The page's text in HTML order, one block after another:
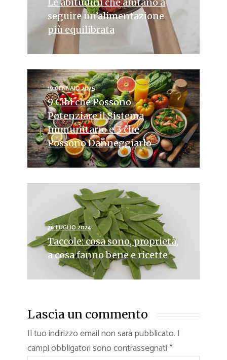
seguire un’alimentazione
più equilibrata
19 GENNAIO 2025
9 Cibi che Possono
Potenziare il Sistema
Immunitario e 3 che
Possono Danneggiarlo
26 LUGLIO 2024
Taccole: cosa sono, proprietà,
a cosa fanno bene e ricette
Lascia un commento
Il tuo indirizzo email non sarà pubblicato. I
campi obbligatori sono contrassegnati*